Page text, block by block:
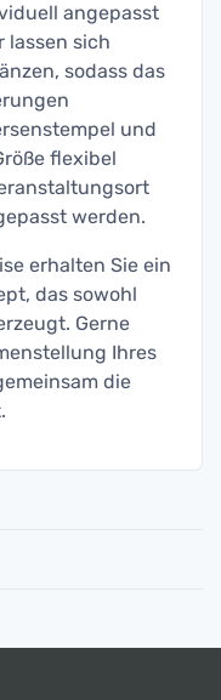
angepasst
lassen sich
sodass das
und
flexibel
werden.
erhalten Sie ein
das sowohl
Gerne
Ihres
die